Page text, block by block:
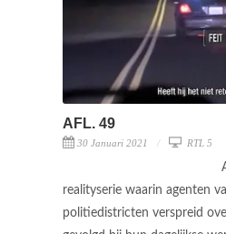
AFL. 49
30 Januari 2021 RTL 5
realityserie waarin agenten
politiedistricten verspreid